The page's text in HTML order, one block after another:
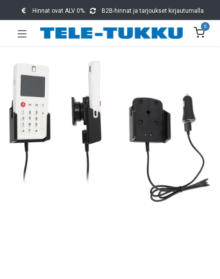
Hinnat ovat ALV 0%. B2B-hinnat ja tarjoukset kirjautumalla
0